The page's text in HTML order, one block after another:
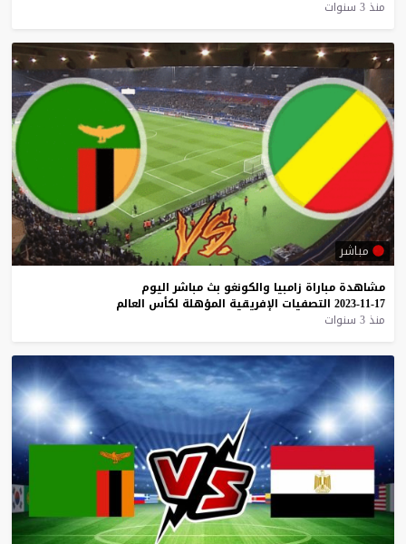
منذ 3 سنوات
مباشر
مشاهدة مباراة زامبيا والكونغو بث مباشر اليوم
17-11-2023
التصفيات الإفريقية المؤهلة لكأس العالم
منذ 3 سنوات